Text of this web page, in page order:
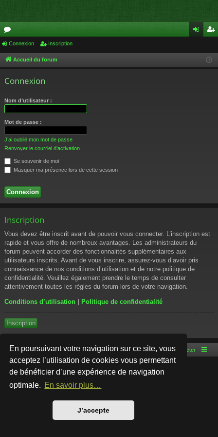
En poursuivant votre navigation sur ce site, vous
acceptez l’utilisation de cookies vous permettant
de bénéficier d’une expérience de navigation
optimale. En savoir plus…
J’accepte
or
u cri
Connexion Inscription
Accueil du forum
Connexion
Nom d’utilisateur :
Mot de passe :
J’ai oublié mon mot de passe
Renvoyer le courriel d’activation
Se souvenir de moi
Masquer ma présence lors de cette session
Inscription
Vous devez être inscrit avant de pouvoir vous connecter. L’inscription est
rapide et vous offre de nombreux avantages. Les administrateurs du
forum peuvent accorder des fonctionnalités supplémentaires aux
utilisateurs inscrits. Avant de vous inscrire, assurez-vous d’avoir pris
connaissance de nos conditions d’utilisation et de notre politique de
confidentialité. Veuillez également prendre le temps de consulter
attentivement toutes les règles du forum lors de votre navigation.
Conditions d’utilisation | Politique de confidentialité
Inscription
Accueil du forum Nous contacter
Développé parphpBB® Forum Software © phpBB Limited
Style par
Traduction française officielle